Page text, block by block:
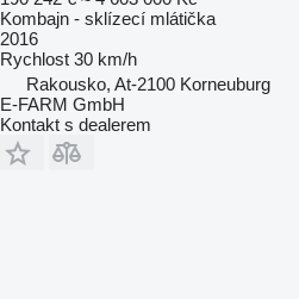
Kombajn - sklízecí mlátička
2016
Rychlost 30 km/h
Rakousko, At-2100 Korneuburg
E-FARM GmbH
Kontakt s dealerem